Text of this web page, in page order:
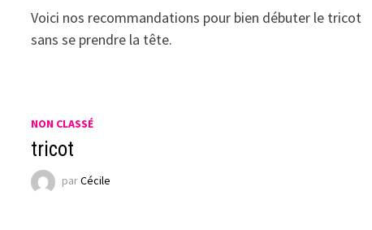
Voici nos recommandations pour bien débuter le tricot
sans se prendre la tête.
NON CLASSÉ
tricot
parCécile